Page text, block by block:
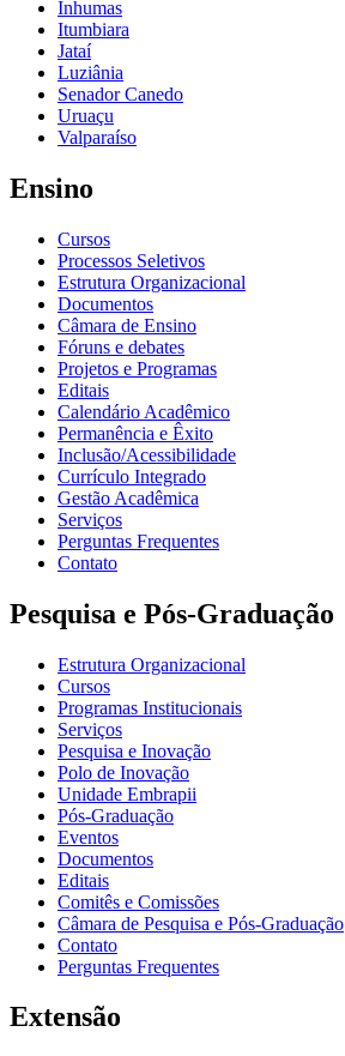
Inhumas
Itumbiara
Jataí
Luziânia
Senador Canedo
Uruaçu
Valparaíso
Ensino
Cursos
Processos Seletivos
Estrutura Organizacional
Documentos
Câmara de Ensino
Fóruns e debates
Projetos e Programas
Editais
Calendário Acadêmico
Permanência e Êxito
Inclusão/Acessibilidade
Currículo Integrado
Gestão Acadêmica
Serviços
Perguntas Frequentes
Contato
Pesquisa e Pós-Graduação
Estrutura Organizacional
Cursos
Programas Institucionais
Serviços
Pesquisa e Inovação
Polo de Inovação
Unidade Embrapii
Pós-Graduação
Eventos
Documentos
Editais
Comitês e Comissões
Câmara de Pesquisa e Pós-Graduação
Contato
Perguntas Frequentes
Extensão